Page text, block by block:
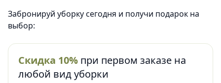
Забронируй уборку сегодня и получи подарок на
выбор:
Скидка 10% при первом заказе на
любой вид уборки